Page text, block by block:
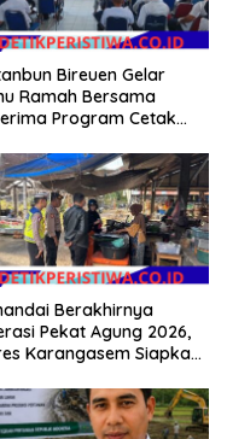
Bireuen Gelar
Ramah Bersama
Program Cetak
Isu Hoax
Berakhirnya
Pekat Agung 2026,
Karangasem Siapkan